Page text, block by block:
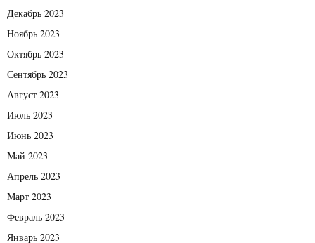
Декабрь 2023
Ноябрь 2023
Октябрь 2023
Сентябрь 2023
Август 2023
Июль 2023
Июнь 2023
Май 2023
Апрель 2023
Март 2023
Февраль 2023
Январь 2023